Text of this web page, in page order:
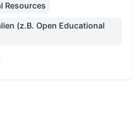
Resources
(z.B. Open Educational